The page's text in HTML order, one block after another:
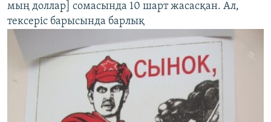
мың доллар] сомасында 10 шарт жасасқан. Ал,
тексеріс барысында барлық